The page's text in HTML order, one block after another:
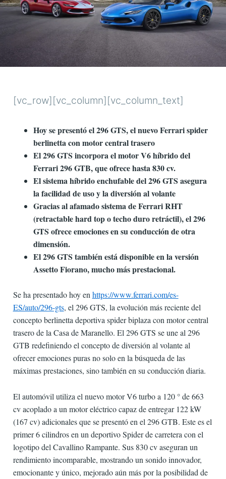
[vc_row][vc_column][vc_column_text]
Hoy se presentó el 296 GTS, el nuevo Ferrari spider
berlinetta con motor central trasero
El 296 GTS incorpora el motor V6 híbrido del
Ferrari 296 GTB, que ofrece hasta 830 cv.
El sistema híbrido enchufable del 296 GTS asegura
la facilidad de uso y la diversión al volante
Gracias al afamado sistema de Ferrari RHT
(retractable hard top o techo duro retráctil), el 296
GTS ofrece emociones en su conducción de otra
dimensión.
El 296 GTS también está disponible en la versión
Assetto Fiorano, mucho más prestacional.
Se ha presentado hoy enhttps://www.ferrari.com/es-
ES/auto/296-gts, el 296 GTS, la evolución más reciente del
concepto berlinetta deportiva spider biplaza con motor central
trasero de la Casa de Maranello. El 296 GTS se une al 296
GTB redefiniendo el concepto de diversión al volante al
ofrecer emociones puras no solo en la búsqueda de las
máximas prestaciones, sino también en su conducción diaria.
El automóvil utiliza el nuevo motor V6 turbo a 120 ° de 663
cv acoplado a un motor eléctrico capaz de entregar 122 kW
(167 cv) adicionales que se presentó en el 296 GTB. Este es el
primer 6 cilindros en un deportivo Spider de carretera con el
logotipo del Cavallino Rampante. Sus 830 cv aseguran un
rendimiento incomparable, mostrando un sonido innovador,
emocionante y único, mejorado aún más por la posibilidad de